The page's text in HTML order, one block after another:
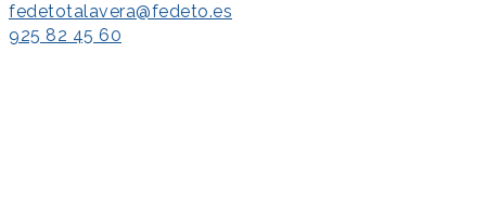
fedetotalavera@fedeto.es
925 82 45 60